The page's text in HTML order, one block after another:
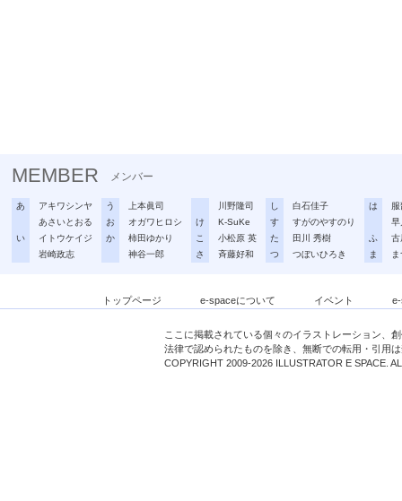
MEMBER メンバー
あ
アキワシンヤ
あさいとおる
い
イトウケイジ
岩崎政志
う
上本眞司
お
オガワヒロシ
か
柿田ゆかり
神谷一郎
川野隆司
け
K-SuKe
こ
小松原 英
さ
斉藤好和
し
白石佳子
す
すがのやすのり
た
田川 秀樹
つ
つぼいひろき
は
早
ふ
古
ま
トップページ e-spaceについて イベント
ここに掲載されている個々のイラストレーション、
法律で認められたものを除き、無断での転用・引用
COPYRIGHT 2009-2026 ILLUSTRATOR E SPACE.